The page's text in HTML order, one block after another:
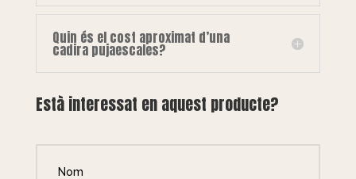
Quin és el cost aproximat d’una
cadira pujaescales?
Està interessat en aquest producte?